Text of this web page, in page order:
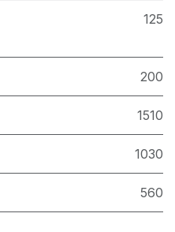
125
200
1510
1030
560